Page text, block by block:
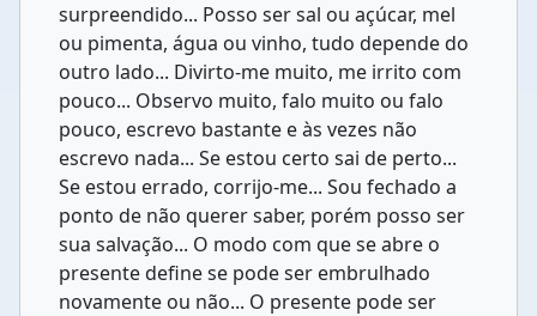
surpreendido... Posso ser sal ou açúcar, mel
ou pimenta, água ou vinho, tudo depende do
outro lado... Divirto-me muito, me irrito com
pouco... Observo muito, falo muito ou falo
pouco, escrevo bastante e às vezes não
escrevo nada... Se estou certo sai de perto...
Se estou errado, corrijo-me... Sou fechado a
ponto de não querer saber, porém posso ser
sua salvação... O modo com que se abre o
presente define se pode ser embrulhado
novamente ou não... O presente pode ser